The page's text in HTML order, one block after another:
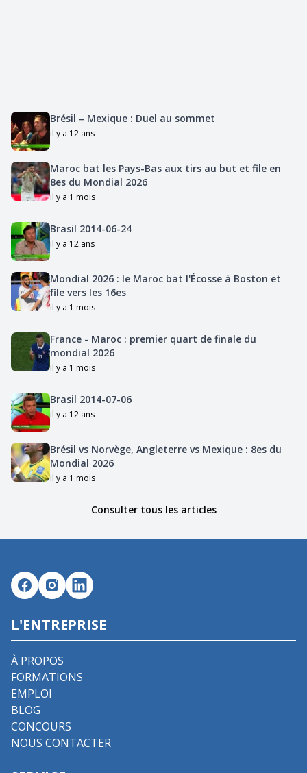
Brésil – Mexique : Duel au sommet
il y a 12 ans
Maroc bat les Pays-Bas aux tirs au but et file en
8es du Mondial 2026
il y a 1 mois
Brasil 2014-06-24
il y a 12 ans
Mondial 2026 : le Maroc bat l'Écosse à Boston et
file vers les 16es
il y a 1 mois
France - Maroc : premier quart de finale du
mondial 2026
il y a 1 mois
Brasil 2014-07-06
il y a 12 ans
Brésil vs Norvège, Angleterre vs Mexique : 8es du
Mondial 2026
il y a 1 mois
Consulter tous les articles
L'ENTREPRISE
À PROPOS
FORMATIONS
EMPLOI
BLOG
CONCOURS
NOUS CONTACTER